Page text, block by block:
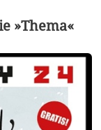
»Thema«